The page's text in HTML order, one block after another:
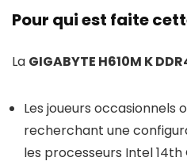
Pour qui est faite
La GIGABYTE H610M K
Les joueurs occasionnels
recherchant une
les processeurs Intel 14th